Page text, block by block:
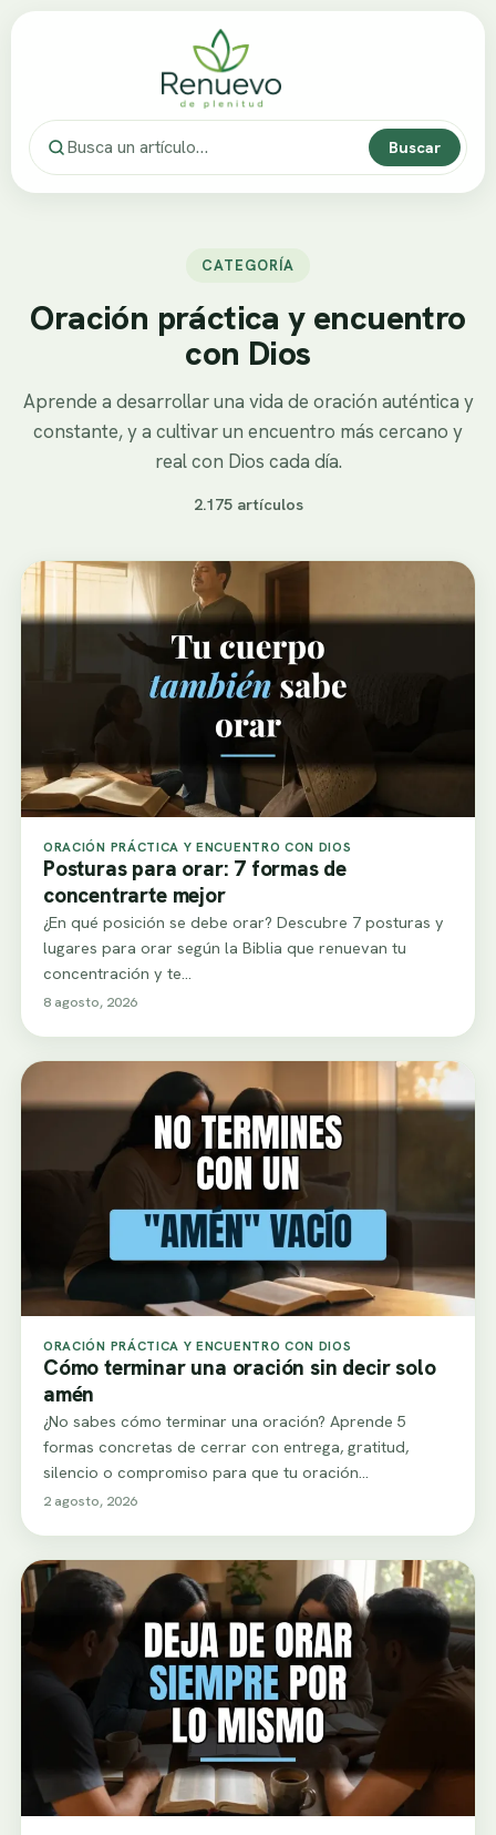
Buscar
CATEGORÍA
Oración práctica y encuentro
con Dios
Aprende a desarrollar una vida de oración auténtica y
constante, y a cultivar un encuentro más cercano y
real con Dios cada día.
2.175 artículos
ORACIÓN PRÁCTICA Y ENCUENTRO CON DIOS
Posturas para orar: 7 formas de
concentrarte mejor
¿En qué posición se debe orar? Descubre 7 posturas y
lugares para orar según la Biblia que renuevan tu
concentración y te…
8 agosto, 2026
ORACIÓN PRÁCTICA Y ENCUENTRO CON DIOS
Cómo terminar una oración sin decir solo
amén
¿No sabes cómo terminar una oración? Aprende 5
formas concretas de cerrar con entrega, gratitud,
silencio o compromiso para que tu oración…
2 agosto, 2026